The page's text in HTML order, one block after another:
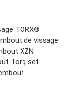
TORX®
de vissage
XZN
Torq set